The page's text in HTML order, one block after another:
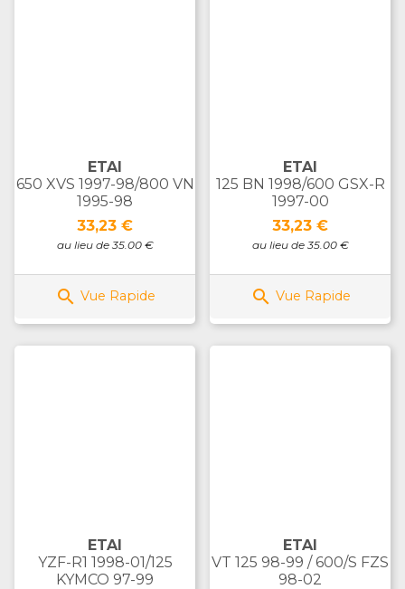
ETAI
650 XVS 1997-98/800 VN
1995-98
Prix
33,23 €
au lieu de 35.00 €
 Vue Rapide
ETAI
125 BN 1998/600 GSX-R
1997-00
Prix
33,23 €
au lieu de 35.00 €
 Vue Rapide
ETAI
YZF-R1 1998-01/125
KYMCO 97-99
ETAI
VT 125 98-99 / 600/S FZS
98-02